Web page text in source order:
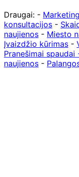
Draugai: -
konsultacijos -
naujienos - Miesto
Įvaizdžio kūrimas -
Pranešimai spaudai
naujienos -